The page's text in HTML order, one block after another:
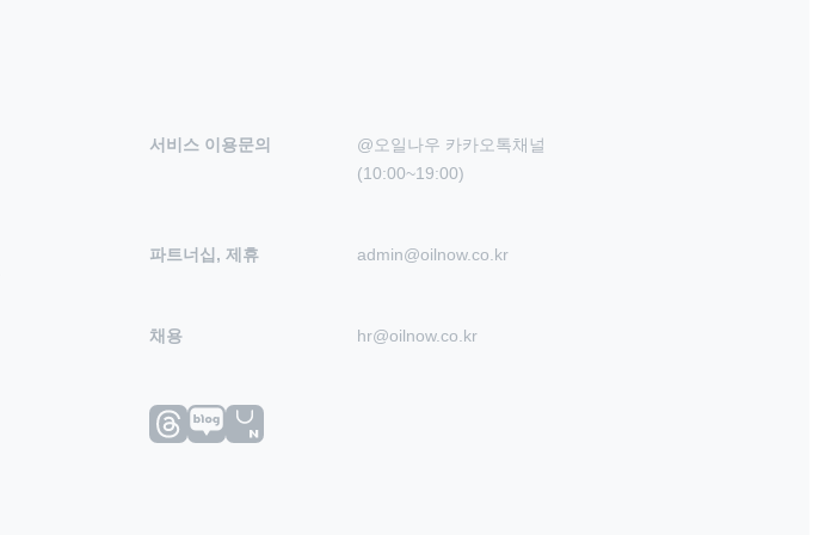
서비스 이용문의
@오일나우 카카오톡채널
(10:00~19:00)
파트너십, 제휴 admin@oilnow.co.kr
채용 hr@oilnow.co.kr